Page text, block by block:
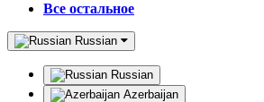
Все остальное
Russian
Russian
Azerbaijan